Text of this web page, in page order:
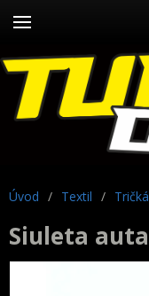
Úvod / Textil / Tričká
Siuleta auta